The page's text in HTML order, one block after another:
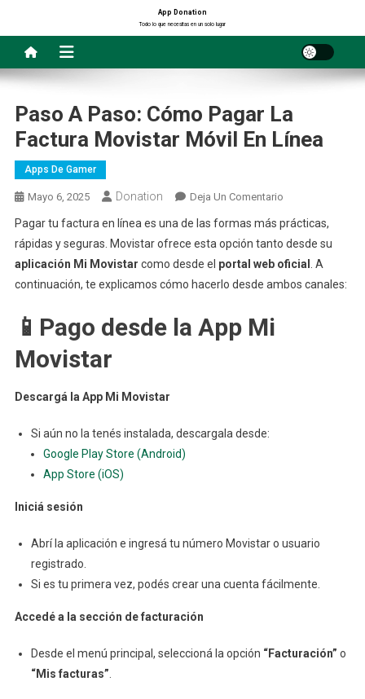
contenido
App Donation
Todo lo que necesitas en un solo lugar
Paso A Paso: Cómo Pagar La
Factura Movistar Móvil En Línea
Apps De Gamer
Mayo 6, 2025 Donation Deja Un ComentarioEn
Cómo
Pagar
Pagar tu factura en línea es una de las formas más prácticas,
rápidas y seguras. Movistar ofrece esta opción tanto desde su
aplicación Mi Movistar como desde el portal web oficial
. A
continuación, te explicamos cómo hacerlo desde ambos canales:
📱 Pago desde la App Mi
Movistar
Descargá la App Mi Movistar
Si aún no la tenés instalada, descargala desde:
Google Play Store (Android)
App Store (iOS)
Iniciá sesión
Abrí la aplicación e ingresá tu número Movistar o usuario
registrado.
Si es tu primera vez, podés crear una cuenta fácilmente.
Accedé a la sección de facturación
Desde el menú principal, seleccioná la opción “Facturación” o
“Mis facturas”